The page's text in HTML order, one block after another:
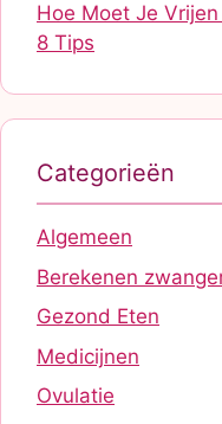
Hoe Moet Je
8 Tips
Categorieën
Algemeen
Berekenen
Gezond Eten
Medicijnen
Ovulatie